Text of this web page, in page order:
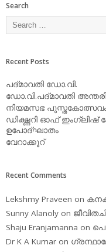
Search
Recent Posts
പദ്മാവതി ഡോ.വി.
ഡോ.വി.പദ്മാവതി
നിയമസഭ
ഡിക്ഷ്ണറി ഓഫ്
ഉപോദ്ഘാതം
വേറാക്കൂറ്
Recent Comments
Lekshmy Praveen on
Sunny Alanoly on
Shaju Eranjamanna on
Dr K A Kumar on